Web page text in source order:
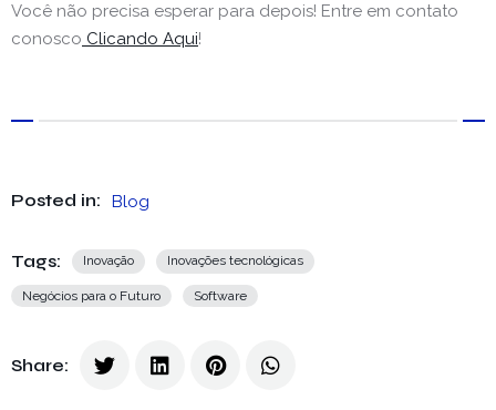
Você não precisa esperar para depois! Entre em contato
conosco Clicando Aqui!
Posted in: Blog
Tags: Inovação Inovações tecnológicas
Negócios para o Futuro Software
Share: